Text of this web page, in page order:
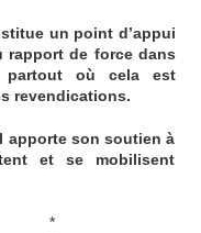
un point d’appui
rapport de force dans
partout où cela est
revendications.
apporte son soutien à
et se mobilisent
*